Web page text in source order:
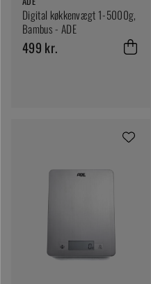
Digital køkkenvægt 1-5000g,
Bambus - ADE
499 kr.